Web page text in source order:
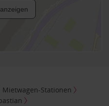
Mietwagen-Stationen